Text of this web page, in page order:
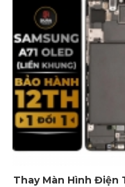
Thay Màn Hình Điện